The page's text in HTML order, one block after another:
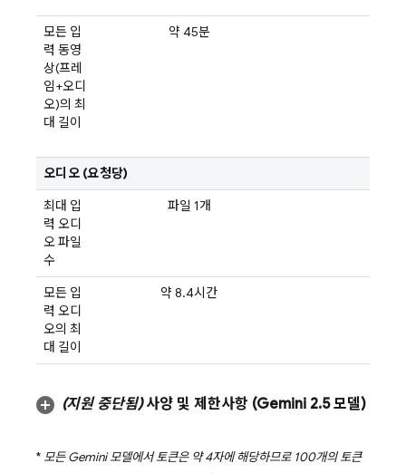
모든 입
력 동영
상(프레
임+오디
오)의 최
대 길이
약 45분
오디오 (요청당)
최대 입
력 오디
오 파일
수
파일 1개
모든 입
력 오디
오의 최
대 길이
약 8.4시간
(지원 중단됨)사양 및 제한사항 (Gemini 2.5모델)
* 모든Gemini모델에서 토큰은 약 4자에 해당하므로 100개의 토큰